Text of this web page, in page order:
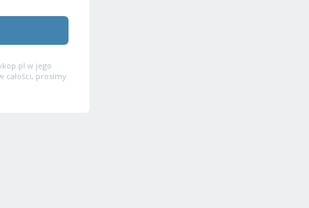
w jego
całości, prosimy